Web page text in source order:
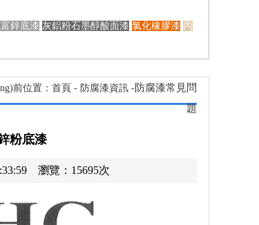
鋅底漆 灰鋁粉石墨醇酸面漆 氯化橡膠漆 丙
前位置： 首頁 - 防腐漆資訊 -防腐漆常見問
題
粉底漆
瀏覽：15695次